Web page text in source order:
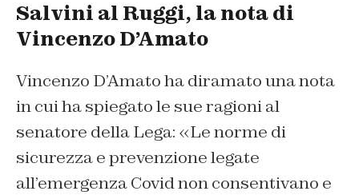
Salvini al Ruggi, la nota di
Vincenzo D’Amato
Vincenzo D’Amato ha diramato una nota
in cui ha spiegato le sue ragioni al
senatore della Lega: «Le norme di
sicurezza e prevenzione legate
all’emergenza Covid non consentivano e